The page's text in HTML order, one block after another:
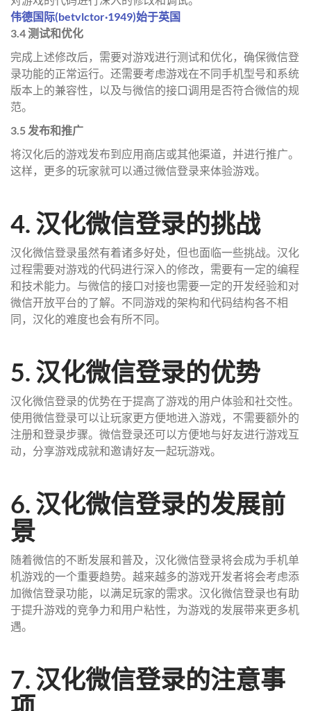
伟德国际(betvlctor·1949)始于英国
3.4 测试和优化
完成上述修改后，需要对游戏进行测试和优化，确保微信登
录功能的正常运行。还需要考虑游戏在不同手机型号和系统
版本上的兼容性，以及与微信的接口调用是否符合微信的规
范。
3.5 发布和推广
将汉化后的游戏发布到应用商店或其他渠道，并进行推广。
这样，更多的玩家就可以通过微信登录来体验游戏。
4. 汉化微信登录的挑战
汉化微信登录虽然有着诸多好处，但也面临一些挑战。汉化
过程需要对游戏的代码进行深入的修改，需要有一定的编程
和技术能力。与微信的接口对接也需要一定的开发经验和对
微信开放平台的了解。不同游戏的架构和代码结构各不相
同，汉化的难度也会有所不同。
5. 汉化微信登录的优势
汉化微信登录的优势在于提高了游戏的用户体验和社交性。
使用微信登录可以让玩家更方便地进入游戏，不需要额外的
注册和登录步骤。微信登录还可以方便地与好友进行游戏互
动，分享游戏成就和邀请好友一起玩游戏。
6. 汉化微信登录的发展前
景
随着微信的不断发展和普及，汉化微信登录将会成为手机单
机游戏的一个重要趋势。越来越多的游戏开发者将会考虑添
加微信登录功能，以满足玩家的需求。汉化微信登录也有助
于提升游戏的竞争力和用户粘性，为游戏的发展带来更多机
遇。
7. 汉化微信登录的注意事